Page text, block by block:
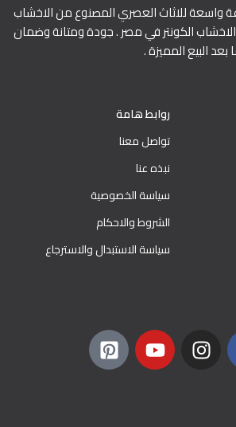
للاثاث العصري المصنوع من الاخشاب
الكونتر في مصر . جودة ومتانة وضمان
البيع المميزة .
روابط هامة
تواصل معنا
نبذه عنا
سياسة الخصوصية
الشروط والاحكام
سياسة الاستبدال والاسترجاع